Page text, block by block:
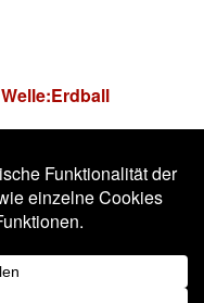
Welle:Erdball